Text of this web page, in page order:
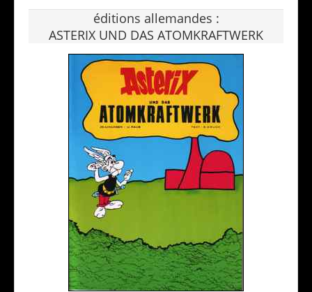
éditions allemandes :
ASTERIX UND DAS ATOMKRAFTWERK